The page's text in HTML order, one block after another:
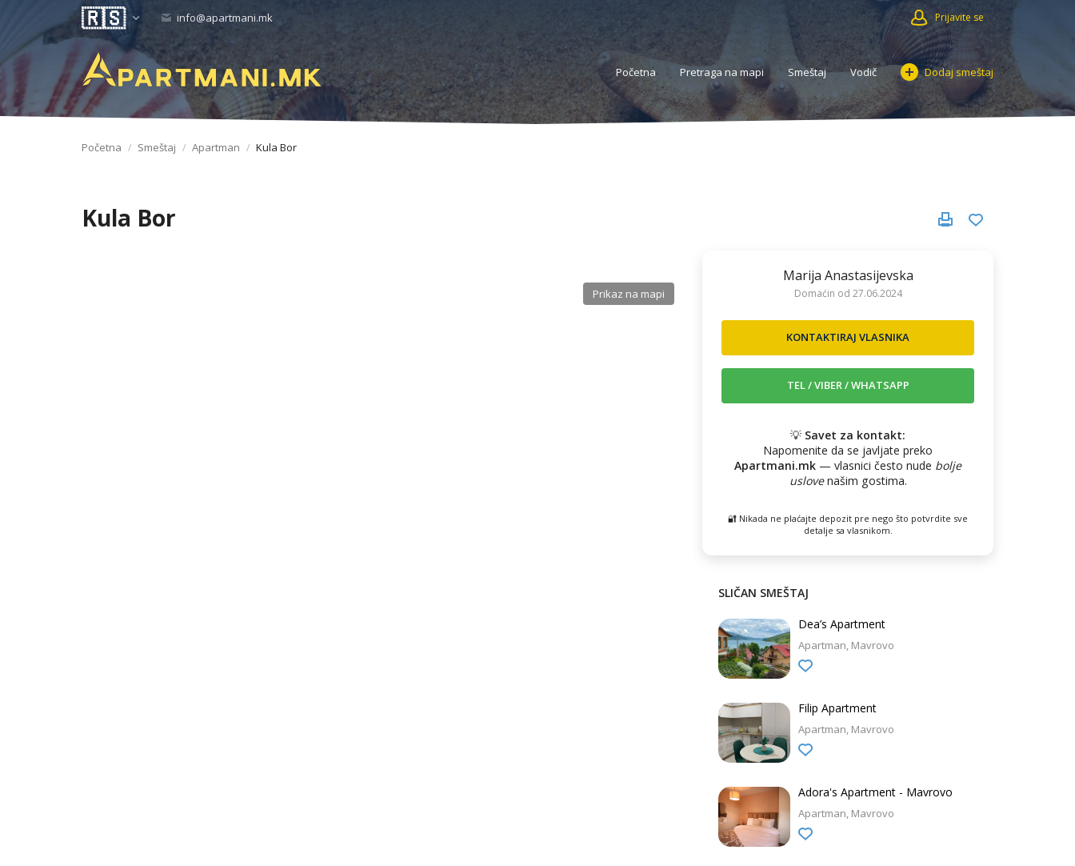
info@apartmani.mk Prijavite se
Početna Pretraga na mapi Smeštaj Vodič Dodaj smeštaj
Početna Smeštaj Apartman Kula Bor
Kula Bor
Marija Anastasijevska
Domaćin od 27.06.2024
💡 Savet za kontakt:
Napomenite da se javljate preko
Apartmani.mk — vlasnici često nude bolje
uslovenašim gostima.
🔐 Nikada ne plaćajte depozit pre nego što potvrdite sve
detalje sa vlasnikom.
SLIČAN SMEŠTAJ
Dea’s Apartment
Apartman Mavrovo
Filip Apartment
Apartman Mavrovo
Adora's Apartment - Mavrovo
Apartman Mavrovo
Prikaz na mapi